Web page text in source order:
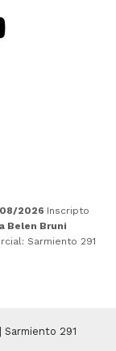
2026 Inscripto
Belen Bruni
Sarmiento 291
Sarmiento 291